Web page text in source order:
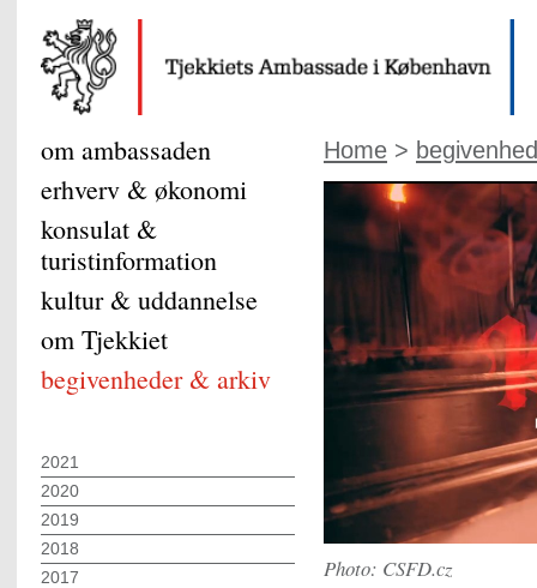
Home >
Photo: CSFD.cz
om ambassaden
erhverv & økonomi
konsulat &
turistinformation
kultur & uddannelse
om Tjekkiet
begivenheder & arkiv
2021
2020
2019
2018
2017